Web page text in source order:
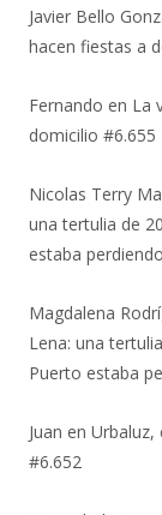
Javier Bello
hacen fiestas a
Fernando en La
domicilio #6.655
Nicolas Terry
una tertulia de
estaba
Magdalena
Lena: una
Puerto estaba
Juan en Urbaluz,
#6.652